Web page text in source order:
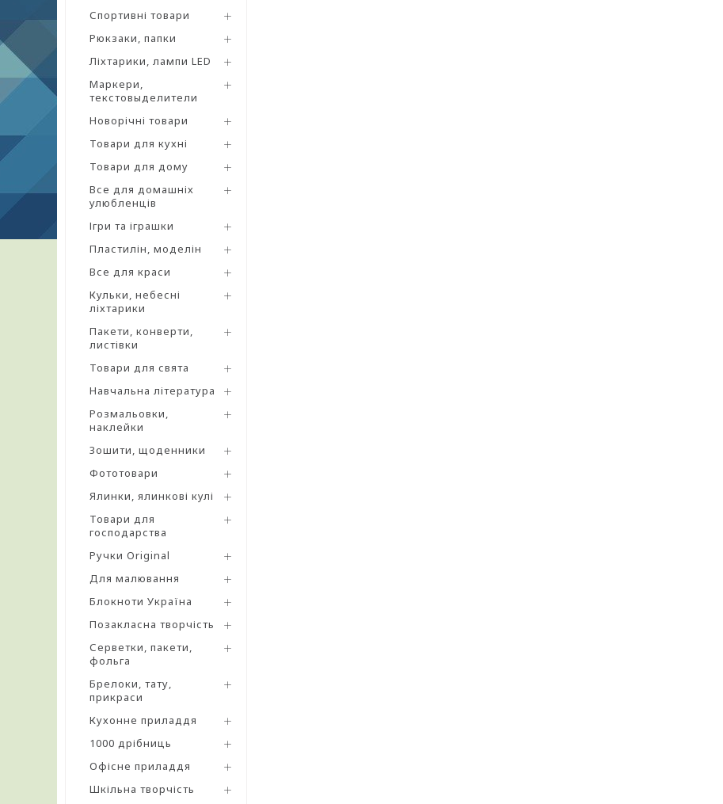
Спортивні товари
Рюкзаки, папки
Ліхтарики, лампи LED
Маркери,
текстовыделители
Новорічні товари
Товари для кухні
Товари для дому
Все для домашніх
улюбленців
Ігри та іграшки
Пластилін, моделін
Все для краси
Кульки, небесні
ліхтарики
Пакети, конверти,
листівки
Товари для свята
Навчальна література
Розмальовки,
наклейки
Зошити, щоденники
Фототовари
Ялинки, ялинкові кулі
Товари для
господарства
Ручки Original
Для малювання
Блокноти Україна
Позакласна творчість
Серветки, пакети,
фольга
Брелоки, тату,
прикраси
Кухонне приладдя
1000 дрібниць
Офісне приладдя
Шкільна творчість